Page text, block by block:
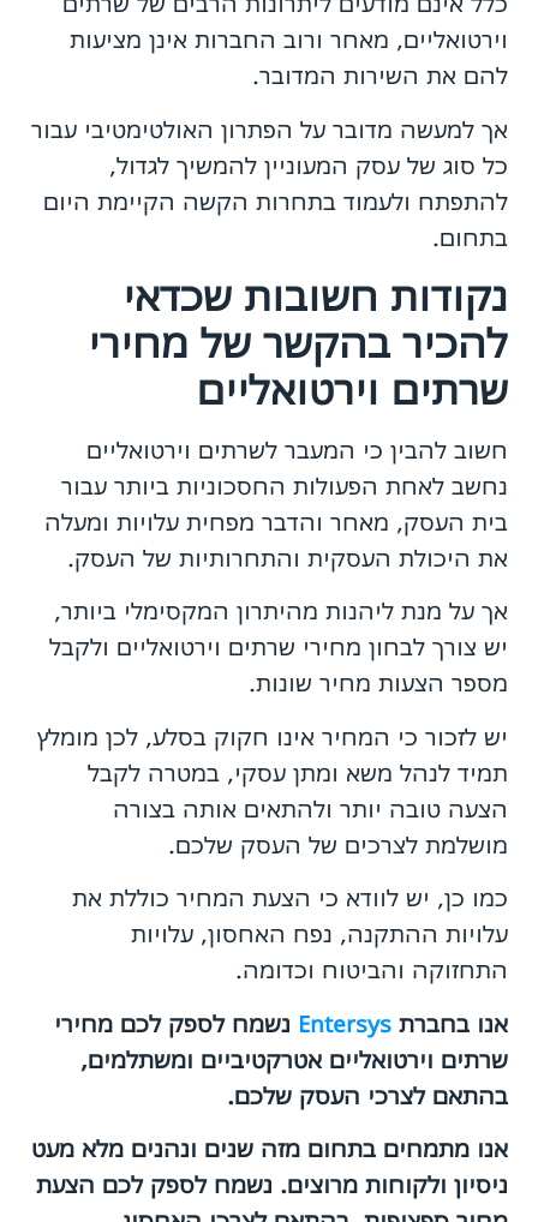
וירטואליים, מאחר ורוב החברות אינן מציעות
להם את השירות המדובר.
אך למעשה מדובר על הפתרון האולטימטיבי עבור
כל סוג של עסק המעוניין להמשיך לגדול,
להתפתח ולעמוד בתחרות הקשה הקיימת היום
בתחום.
נקודות חשובות שכדאי
להכיר בהקשר של מחירי
שרתים וירטואליים
חשוב להבין כי המעבר לשרתים וירטואליים
נחשב לאחת הפעולות החסכוניות ביותר עבור
בית העסק, מאחר והדבר מפחית עלויות ומעלה
את היכולת העסקית והתחרותיות של העסק.
אך על מנת ליהנות מהיתרון המקסימלי ביותר,
יש צורך לבחון מחירי שרתים וירטואליים ולקבל
מספר הצעות מחיר שונות.
יש לזכור כי המחיר אינו חקוק בסלע, לכן מומלץ
תמיד לנהל משא ומתן עסקי, במטרה לקבל
הצעה טובה יותר ולהתאים אותה בצורה
מושלמת לצרכים של העסק שלכם.
כמו כן, יש לוודא כי הצעת המחיר כוללת את
עלויות ההתקנה, נפח האחסון, עלויות
התחזוקה והביטוח וכדומה.
אנו בחברת Entersys נשמח לספק לכם מחירי
שרתים וירטואליים אטרקטיביים ומשתלמים,
בהתאם לצרכי העסק שלכם.
אנו מתמחים בתחום מזה שנים ונהנים מלא מעט
ניסיון ולקוחות מרוצים. נשמח לספק לכם הצעת